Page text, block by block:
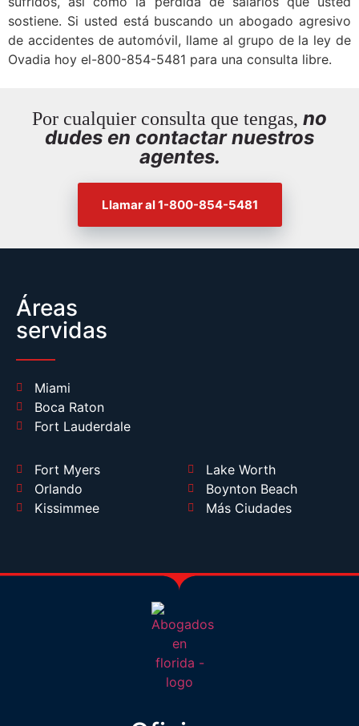
sostiene. Si usted está buscando un abogado agresivo
de accidentes de automóvil, llame al grupo de la ley de
Ovadia hoy el-800-854-5481 para una consulta libre.
Por cualquier consulta que tengas, no
dudes en contactar nuestros
agentes.
Llamar al 1-800-854-5481
Áreas
servidas
Miami
Boca Raton
Fort Lauderdale
Fort Myers
Orlando
Kissimmee
Lake Worth
Boynton Beach
Más Ciudades